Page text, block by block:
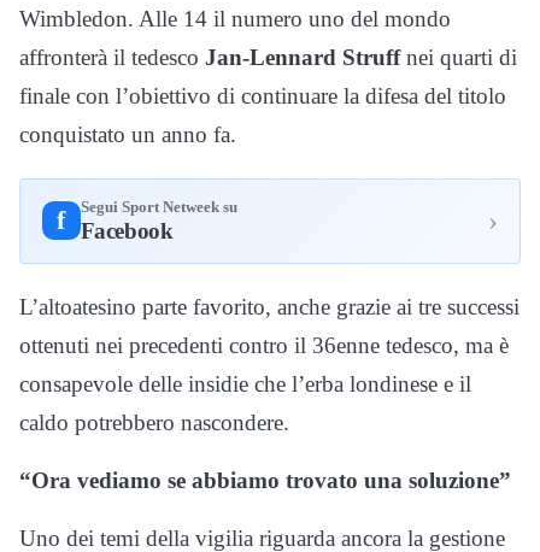
Wimbledon. Alle 14 il numero uno del mondo
affronterà il tedesco Jan-Lennard Struffnei quarti di
finale con l’obiettivo di continuare la difesa del titolo
conquistato un anno fa.
f Segui Sport Netweek su
Facebook ›
L’altoatesino parte favorito, anche grazie ai tre successi
ottenuti nei precedenti contro il 36enne tedesco, ma è
consapevole delle insidie che l’erba londinese e il
caldo potrebbero nascondere.
“Ora vediamo se abbiamo trovato una soluzione”
Uno dei temi della vigilia riguarda ancora la gestione